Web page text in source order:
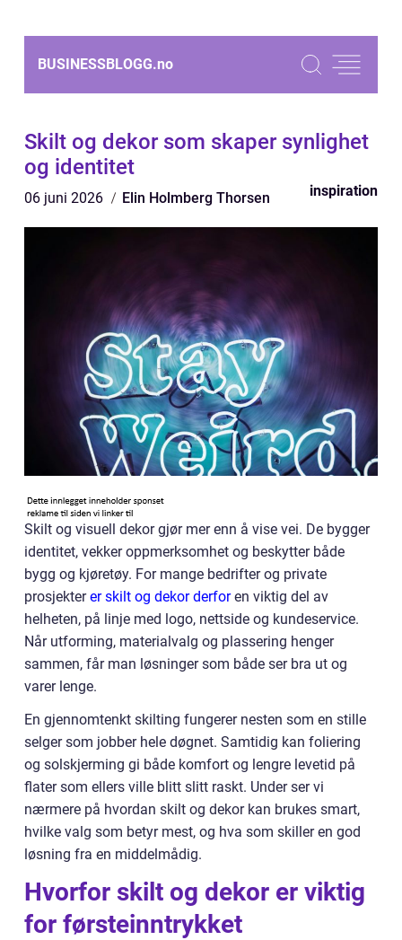
BUSINESSBLOGG.no
Skilt og dekor som skaper synlighet
og identitet
06 juni 2026 Elin Holmberg Thorsen inspiration
Skilt og visuell dekor gjør mer enn å vise vei. De bygger
identitet, vekker oppmerksomhet og beskytter både
bygg og kjøretøy. For mange bedrifter og private
prosjekterer skilt og dekor derforen viktig del av
helheten, på linje med logo, nettside og kundeservice.
Når utforming, materialvalg og plassering henger
sammen, får man løsninger som både ser bra ut og
varer lenge.
En gjennomtenkt skilting fungerer nesten som en stille
selger som jobber hele døgnet. Samtidig kan foliering
og solskjerming gi både komfort og lengre levetid på
flater som ellers ville blitt slitt raskt. Under ser vi
nærmere på hvordan skilt og dekor kan brukes smart,
hvilke valg som betyr mest, og hva som skiller en god
løsning fra en middelmådig.
Hvorfor skilt og dekor er viktig
for førsteinntrykket